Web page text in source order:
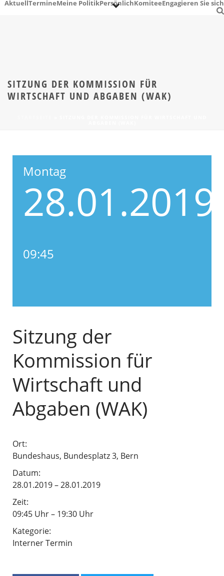
AktuellTermineMeine PolitikPersönlichKomiteeEngagieren Sie sich
SITZUNG DER KOMMISSION FÜR
WIRTSCHAFT UND ABGABEN (WAK)
Montag
28.01.2019
09:45
Sitzung der
Kommission für
Wirtschaft und
Abgaben (WAK)
Ort:
Bundeshaus, Bundesplatz 3, Bern
Datum:
28.01.2019 – 28.01.2019
Zeit:
09:45 Uhr – 19:30 Uhr
Kategorie:
Interner Termin